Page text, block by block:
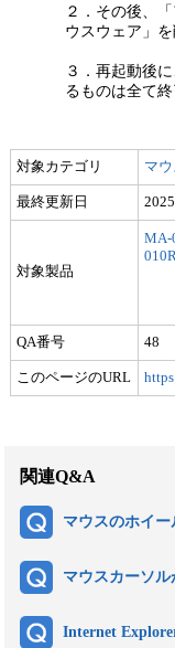
２．その後、
ウスウェア」を
３．再起動後
るものは全て
対象カテゴリ マウ
最終更新日
対象製品
MA-
QA番号 48
このページのURL
関連Q&A
マウスのホイー
マウスカーソル
Internet